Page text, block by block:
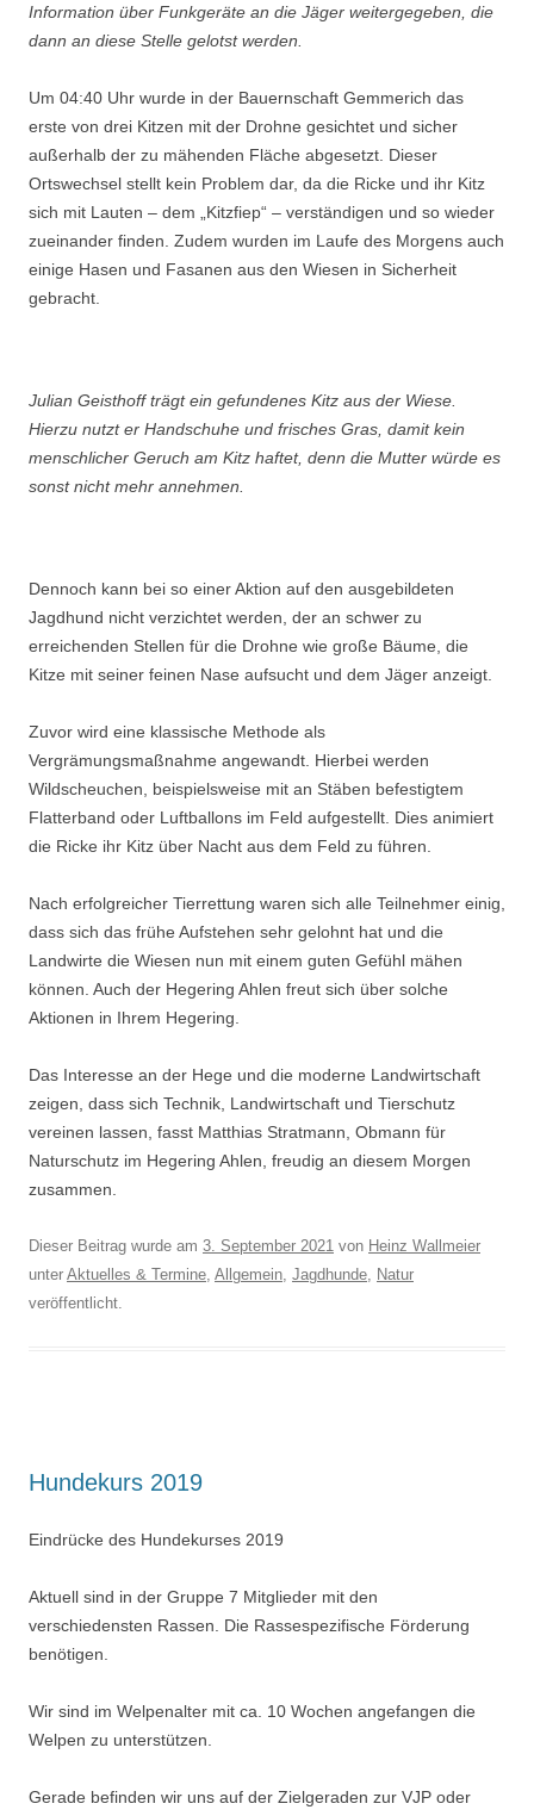
Information über Funkgeräte an die Jäger weitergegeben, die
dann an diese Stelle gelotst werden.
Um 04:40 Uhr wurde in der Bauernschaft Gemmerich das
erste von drei Kitzen mit der Drohne gesichtet und sicher
außerhalb der zu mähenden Fläche abgesetzt. Dieser
Ortswechsel stellt kein Problem dar, da die Ricke und ihr Kitz
sich mit Lauten – dem „Kitzfiep“ – verständigen und so wieder
zueinander finden. Zudem wurden im Laufe des Morgens auch
einige Hasen und Fasanen aus den Wiesen in Sicherheit
gebracht.
Julian Geisthoff trägt ein gefundenes Kitz aus der Wiese.
Hierzu nutzt er Handschuhe und frisches Gras, damit kein
menschlicher Geruch am Kitz haftet, denn die Mutter würde es
sonst nicht mehr annehmen.
Dennoch kann bei so einer Aktion auf den ausgebildeten
Jagdhund nicht verzichtet werden, der an schwer zu
erreichenden Stellen für die Drohne wie große Bäume, die
Kitze mit seiner feinen Nase aufsucht und dem Jäger anzeigt.
Zuvor wird eine klassische Methode als
Vergrämungsmaßnahme angewandt. Hierbei werden
Wildscheuchen, beispielsweise mit an Stäben befestigtem
Flatterband oder Luftballons im Feld aufgestellt. Dies animiert
die Ricke ihr Kitz über Nacht aus dem Feld zu führen.
Nach erfolgreicher Tierrettung waren sich alle Teilnehmer einig,
dass sich das frühe Aufstehen sehr gelohnt hat und die
Landwirte die Wiesen nun mit einem guten Gefühl mähen
können. Auch der Hegering Ahlen freut sich über solche
Aktionen in Ihrem Hegering.
Das Interesse an der Hege und die moderne Landwirtschaft
zeigen, dass sich Technik, Landwirtschaft und Tierschutz
vereinen lassen, fasst Matthias Stratmann, Obmann für
Naturschutz im Hegering Ahlen, freudig an diesem Morgen
zusammen.
Dieser Beitrag wurde am 3. September 2021 von Heinz Wallmeier
unter Aktuelles & Termine, Allgemein, Jagdhunde, Natur
veröffentlicht.
Hundekurs 2019
Eindrücke des Hundekurses 2019
Aktuell sind in der Gruppe 7 Mitglieder mit den
verschiedensten Rassen. Die Rassespezifische Förderung
benötigen.
Wir sind im Welpenalter mit ca. 10 Wochen angefangen die
Welpen zu unterstützen.
Gerade befinden wir uns auf der Zielgeraden zur VJP oder